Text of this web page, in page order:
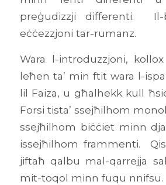
preġudizzji differenti.
eċċezzjoni tar-rumanz.
Wara l-introduzzjoni,
leħen ta’ min ftit wara l-
lil Faiza, u għalhekk kull
Forsi tista’ ssejħilhom
ssejħilhom biċċiet minn
issejħilhom frammenti.
jiftaħ qalbu mal-qarrejja
mit-toqol minn fuqu nnifsu.